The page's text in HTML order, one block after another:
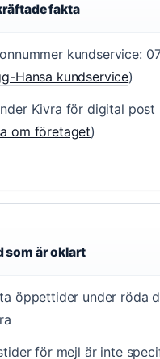
fakta
kundservice:
Hansa kundservice)
Kivra för digital post
om företaget)
som är oklart
öppettider under röda
för mejl är inte